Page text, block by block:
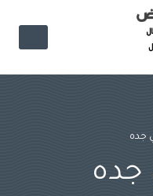
جده
جده